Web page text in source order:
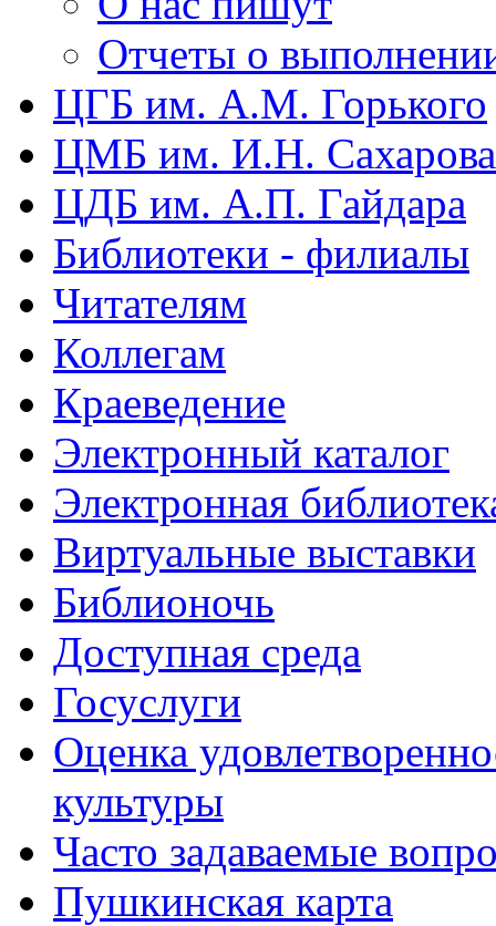
Отчеты о
ЦГБ им. А.М. Горького
ЦМБ им. И.Н. Сахарова
ЦДБ им. А.П. Гайдара
Библиотеки - филиалы
Читателям
Коллегам
Краеведение
Электронный каталог
Электронная
Виртуальные выставки
Библионочь
Доступная среда
Госуслуги
Оценка
культуры
Часто задаваемые
Пушкинская карта